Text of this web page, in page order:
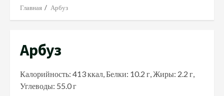
Главная Арбуз
Арбуз
Калорийность: 413 ккал, Белки: 10.2 г, Жиры: 2.2 г,
Углеводы: 55.0 г